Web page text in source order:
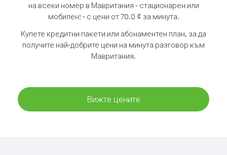
на всеки номер в Мавритания - стационарен или
мобилен! - с цени от 70.0 ¢ за минута.
Купете кредитни пакети или абонаментен план, за да
получите най-добрите цени на минута разговор към
Мавритания.
Вижте цените